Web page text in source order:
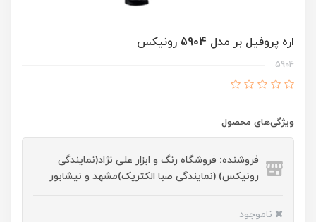
اره پروفیل بر مدل 5904 رونیکس
5904
ویژگی‌های محصول
فروشنده: فروشگاه رنگ و ابزار علی نژاد(نمایندگی
رونیکس) (نمایندگی صبا الکتریک)مشهد و نیشابور
ناموجود